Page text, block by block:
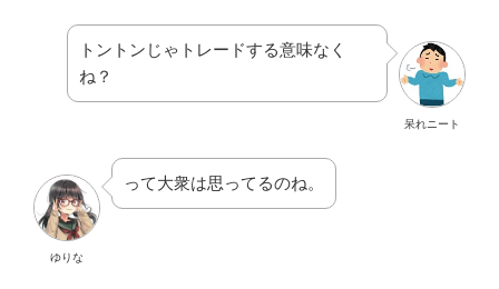
呆れニート
トントンじゃトレードする意味なく
ね？
ゆりな
って大衆は思ってるのね。